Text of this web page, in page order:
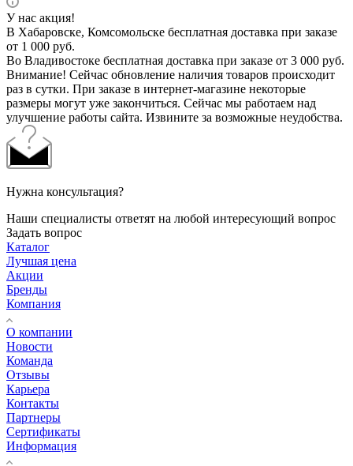
У нас акция!
В Хабаровске, Комсомольске бесплатная доставка при заказе
от 1 000 руб.
Во Владивостоке бесплатная доставка при заказе от 3 000 руб.
Внимание! Сейчас обновление наличия товаров происходит
раз в сутки. При заказе в интернет-магазине некоторые
размеры могут уже закончиться. Сейчас мы работаем над
улучшение работы сайта. Извините за возможные неудобства.
Нужна консультация?
Наши специалисты ответят на любой интересующий вопрос
Задать вопрос
Каталог
Лучшая цена
Акции
Бренды
Компания
О компании
Новости
Команда
Отзывы
Карьера
Контакты
Партнеры
Сертификаты
Информация